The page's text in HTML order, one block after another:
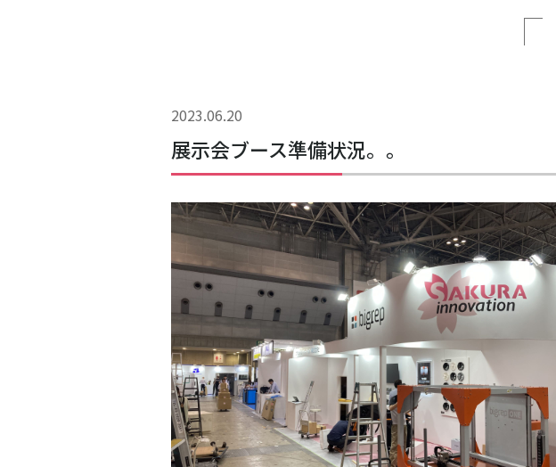
2023.06.20
展示会ブース準備状況。。